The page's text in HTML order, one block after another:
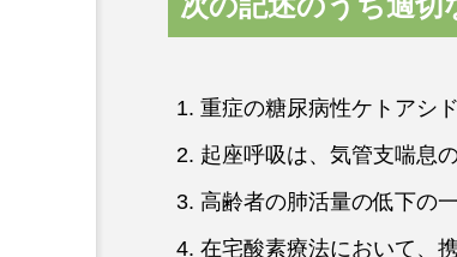
重症の糖尿病性ケトアシ
起座呼吸は、気管支喘息
高齢者の肺活量の低下の
在宅酸素療法において、